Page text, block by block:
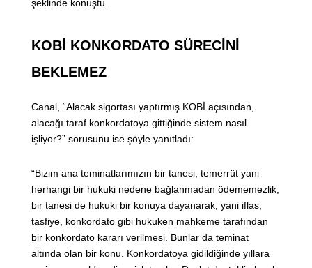
şeklinde konuştu.
KOBİ KONKORDATO SÜRECİNİ
BEKLEMEZ
Canal, “Alacak sigortası yaptırmış KOBİ açısından,
alacağı taraf konkordatoya gittiğinde sistem nasıl
işliyor?” sorusunu ise şöyle yanıtladı:
“Bizim ana teminatlarımızın bir tanesi, temerrüt yani
herhangi bir hukuki nedene bağlanmadan ödememezlik;
bir tanesi de hukuki bir konuya dayanarak, yani iflas,
tasfiye, konkordato gibi hukuken mahkeme tarafından
bir konkordato kararı verilmesi. Bunlar da teminat
altında olan bir konu. Konkordatoya gidildiğinde yıllara